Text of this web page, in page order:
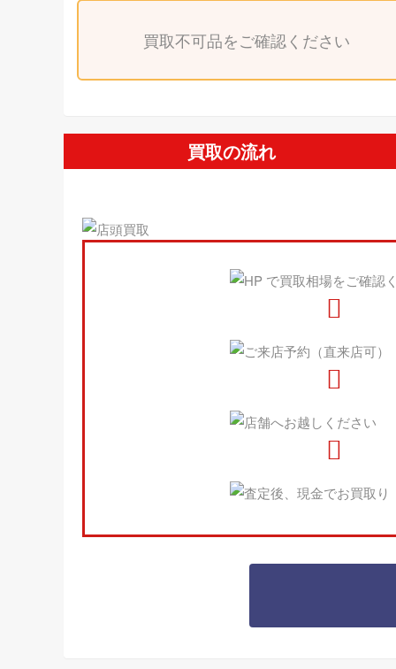
買取不可品をご確認ください
買取の流れ